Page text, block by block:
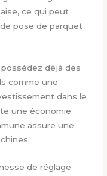
ce qui peut
pose de parquet
déjà des
comme une
dans le
une économie
assure une
de réglage